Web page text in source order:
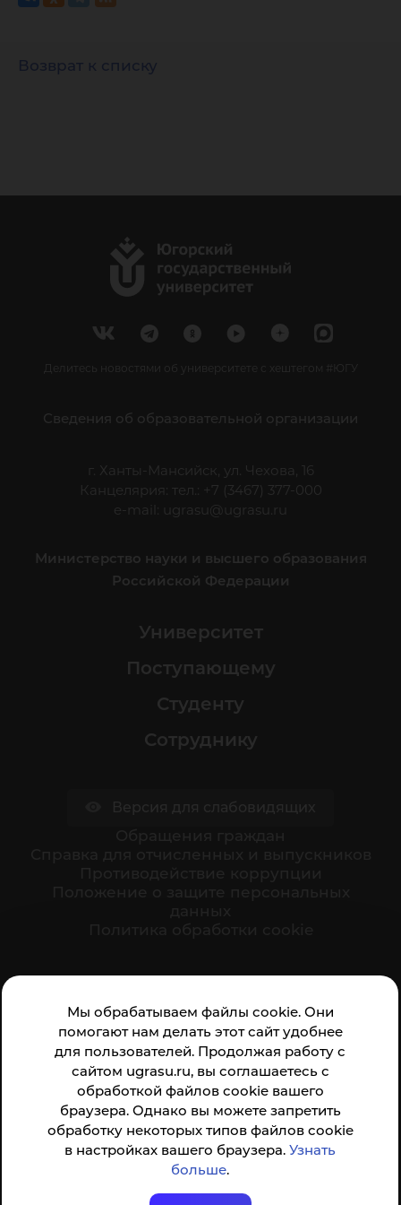
Мы обрабатываем файлы cookie. Они
помогают нам делать этот сайт удобнее
для пользователей. Продолжая работу с
сайтом ugrasu.ru, вы соглашаетесь с
обработкой файлов cookie вашего
браузера. Однако вы можете запретить
обработку некоторых типов файлов cookie
в настройках вашего браузера.Узнать
больше.
Возврат к списку
Делитесь новостями об университете с хештегом #ЮГУ
Сведения об образовательной организации
г. Ханты-Мансийск, ул. Чехова, 16
Канцелярия: тел.: +7 (3467) 377-000
e-mail:
ugrasu@ugrasu.ru
Министерство науки и высшего образования
Российской Федерации
Университет
Поступающему
Студенту
Сотруднику
организации:
Анкета доступна по QR-коду, а так же по прямой
ссылке